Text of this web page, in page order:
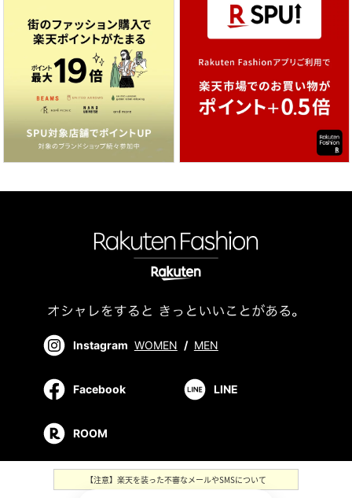
Instagram WOMEN / MEN
Facebook LINE
ROOM
【注意】楽天を装った不審なメールやSMSについて